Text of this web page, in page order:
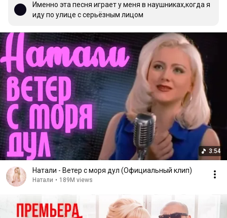
Именно эта песня играет у меня в наушниках,когда я
иду по улице с серьёзным лицом
3:54
Натали - Ветер с моря дул (Официальный клип)
Натали • 189M views